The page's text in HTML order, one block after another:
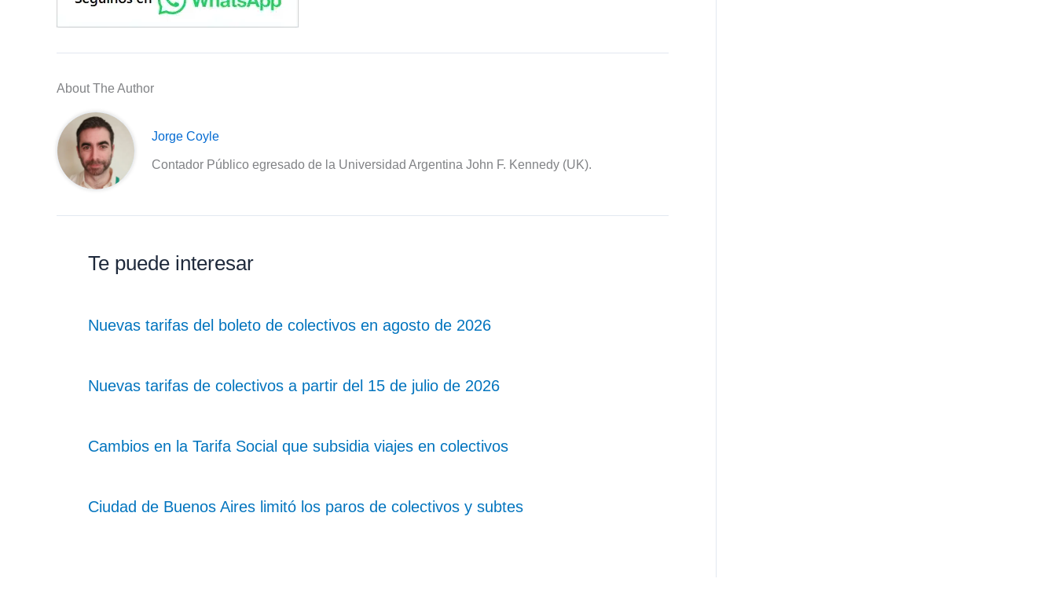
About The Author
Jorge Coyle
Contador Público egresado de la Universidad Argentina John F. Kennedy (UK).
Te puede interesar
Nuevas tarifas del boleto de colectivos en agosto de 2026
Nuevas tarifas de colectivos a partir del 15 de julio de 2026
Cambios en la Tarifa Social que subsidia viajes en colectivos
Ciudad de Buenos Aires limitó los paros de colectivos y subtes